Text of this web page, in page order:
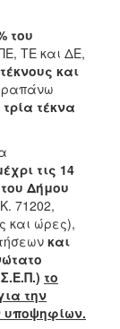
του
ΤΕ και ΔΕ,
και
τέκνα
τις 14
Δήμου
71202,
και ώρες),
και
το
την
υποψηφίων.